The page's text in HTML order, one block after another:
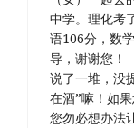
中学。理化考
语106分，数
导，谢谢您！
说了一堆，没
在酒”嘛！如
您勿必想办法